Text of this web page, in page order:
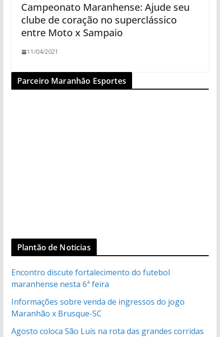
Campeonato Maranhense: Ajude seu
clube de coração no superclássico
entre Moto x Sampaio
11/04/2021
Parceiro Maranhão Esportes
Plantão de Noticias
Encontro discute fortalecimento do futebol
maranhense nesta 6ª feira
Informações sobre venda de ingressos do jogo
Maranhão x Brusque-SC
Agosto coloca São Luís na rota das grandes corridas